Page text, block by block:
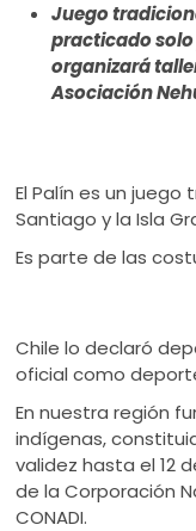
Juego
practicado
organizará
Asociación
El Palín es un
Santiago y la Isla
Es parte de las
Chile lo declaró
oficial como
En nuestra región
indígenas,
validez hasta el 12
de la Corporación
CONADI.